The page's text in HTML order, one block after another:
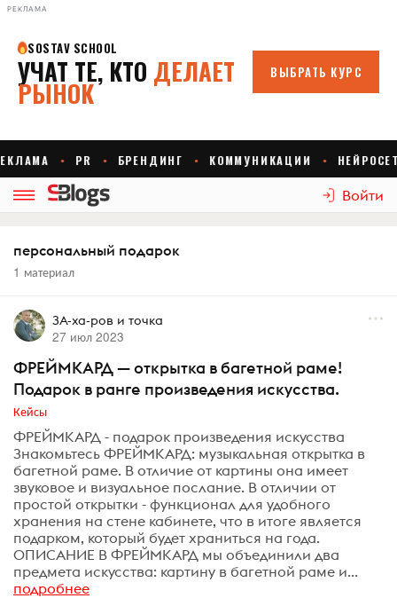
РЕКЛАМА
Войти
персональный подарок
1 материал
ЗА-ха-ров и точка
27 июл 2023
ФРЕЙМКАРД — открытка в багетной раме!
Подарок в ранге произведения искусства.
Кейсы
ФРЕЙМКАРД - подарок произведения искусства
Знакомьтесь ФРЕЙМКАРД: музыкальная открытка в
багетной раме. В отличие от картины она имеет
звуковое и визуальное послание. В отличии от
простой открытки - функционал для удобного
хранения на стене кабинете, что в итоге является
подарком, который будет храниться на года.
ОПИСАНИЕ В ФРЕЙМКАРД мы объединили два
предмета искусства: картину в багетной раме и...
подробнее